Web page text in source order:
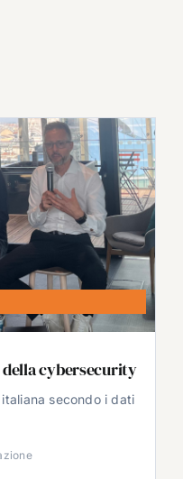
della cybersecurity
secondo i dati